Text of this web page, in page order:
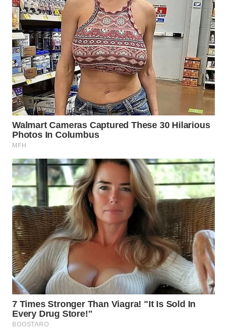
WN
MADURA
WN
SURABAYA
WN
NATUNA
WN
BINTAN
WN
MANDALIKA
WN
LIKUPANG
WN
LABUANBAJO
WN
BORNEO
Wahana
Media